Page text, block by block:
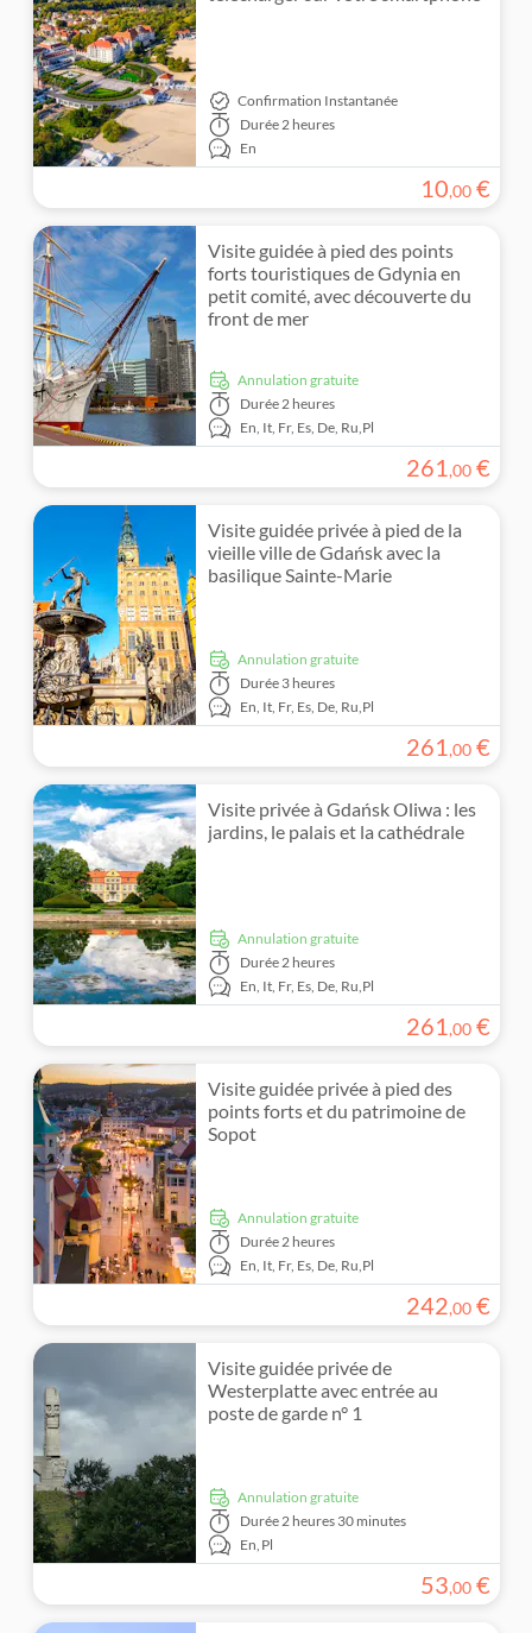
Touche locale
Groupe réduit
Guide expert
Folklore
Activités urbaines
Activités de plein air
Randonnées et balades à vélo
Activités d'intérieur
Billets et événements
Confirmation Instantanée
Durée2 heures
En
10,00 €
Visite guidée à pied des points
forts touristiques de Gdynia en
petit comité, avec découverte du
front de mer
Annulation gratuite
Durée2 heures
En, It, Fr, Es, De, Ru,Pl
261 ,00 €
Visite guidée privée à pied de la
vieille ville de Gdańsk avec la
basilique Sainte-Marie
Annulation gratuite
Durée 3 heures
En, It, Fr, Es, De, Ru,Pl
261 ,00 €
Visite privée à Gdańsk Oliwa : les
jardins, le palais et la cathédrale
Annulation gratuite
Durée2 heures
En, It, Fr, Es, De, Ru,Pl
261 ,00 €
Visite guidée privée à pied des
points forts et du patrimoine de
Sopot
Annulation gratuite
Durée2 heures
En, It, Fr, Es, De, Ru,Pl
242,00 €
Visite guidée privée de
Westerplatte avec entrée au
poste de garde n° 1
Annulation gratuite
Durée2 heures 30 minutes
En,Pl
53,00 €